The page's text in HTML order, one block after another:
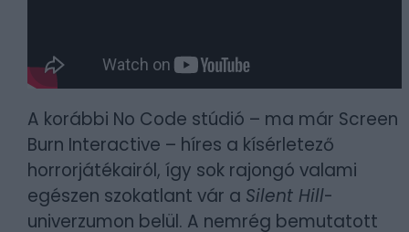
A korábbi No Code stúdió – ma már Screen
Burn Interactive – híres a kísérletező
horrorjátékairól, így sok rajongó valami
egészen szokatlant vár a Silent Hill-
univerzumon belül. A nemrég bemutatott